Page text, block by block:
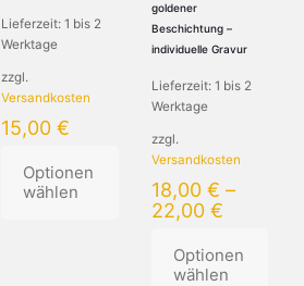
Lieferzeit:1 bis 2
Werktage
zzgl.
Versandkosten
15,00€
Optionen
wählen
goldener
Beschichtung –
individuelle Gravur
Lieferzeit: 1 bis 2
Werktage
zzgl.
Versandkosten
18,00 € –
22,00 €
Optionen
wählen